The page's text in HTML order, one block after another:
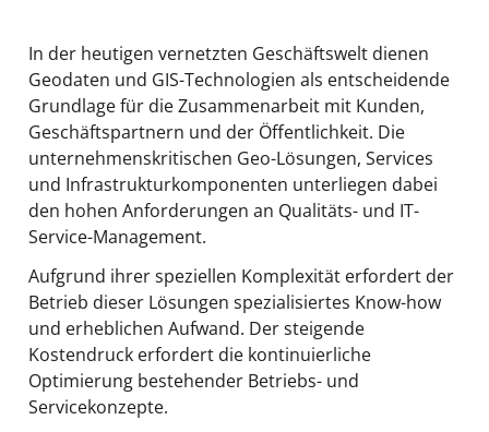
In der heutigen vernetzten Geschäftswelt dienen
Geodaten und GIS-Technologien als entscheidende
Grundlage für die Zusammenarbeit mit Kunden,
Geschäftspartnern und der Öffentlichkeit. Die
unternehmenskritischen Geo-Lösungen, Services
und Infrastrukturkomponenten unterliegen dabei
den hohen Anforderungen an Qualitäts- und IT-
Service-Management.
Aufgrund ihrer speziellen Komplexität erfordert der
Betrieb dieser Lösungen spezialisiertes Know-how
und erheblichen Aufwand. Der steigende
Kostendruck erfordert die kontinuierliche
Optimierung bestehender Betriebs- und
Servicekonzepte.